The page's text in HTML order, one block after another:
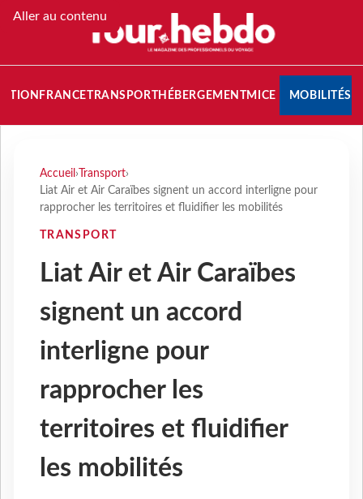
Aller au contenu
FRANCETRANSPORT HÉBERGEMENTMICE MOBILITÉS
Accueil › Transport›
Liat Air et Air Caraïbes signent un accord interligne pour
rapprocher les territoires et fluidifier les mobilités
TRANSPORT
Liat Air et Air Caraïbes
signent un accord
interligne pour
rapprocher les
territoires et fluidifier
les mobilités